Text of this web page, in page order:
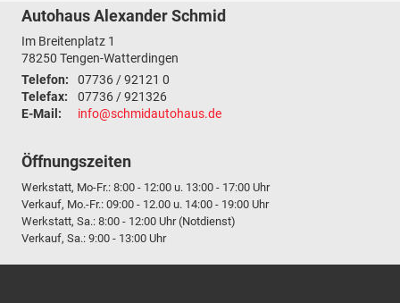
Autohaus Alexander Schmid
Im Breitenplatz 1
78250 Tengen-Watterdingen
Telefon:
07736 / 92121 0
Telefax:
07736 / 921326
E-Mail:
info@schmidautohaus.de
Öffnungszeiten
Werkstatt, Mo-Fr.: 8:00 - 12:00 u. 13:00 - 17:00 Uhr
Verkauf, Mo.-Fr.: 09:00 - 12.00 u. 14:00 - 19:00 Uhr
Werkstatt, Sa.: 8:00 - 12:00 Uhr (Notdienst)
Verkauf, Sa.: 9:00 - 13:00 Uhr